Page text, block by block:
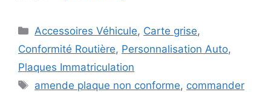
Catégories
Accessoires Véhicule, Carte grise,
Conformité Routière, Personnalisation Auto,
Plaques Immatriculation
Étiquettes
amende plaque non conforme, commander